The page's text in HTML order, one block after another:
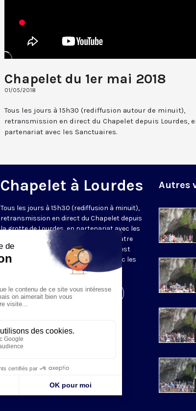
Chapelet du 1er mai 2018
01/05/2018
Tous les jours à 15h30 (rediffusion autour de minuit),
retransmission en direct du Chapelet depuis Lourdes,
partenariat avec les Sanctuaires.
Chapelet à Lourdes
Tous les jours à 15h30 (rediffusion à minuit),
retransmission en direct du Chapelet depuis
la grotte de Lourdes, en partenariat avec les
Sanctuaires. Chaque jour, l'une des quatre
méditations des mystères du Rosaire est
proposée en communion de prière avec les
Visiter la page de l'émission
Autres